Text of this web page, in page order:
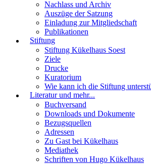
Nachlass und Archiv
Auszüge der Satzung
Einladung zur Mitgliedschaft
Publikationen
Stiftung
Stiftung Kükelhaus Soest
Ziele
Drucke
Kuratorium
Wie kann ich die Stiftung
Literatur und mehr...
Buchversand
Downloads und Dokumente
Bezugsquellen
Adressen
Zu Gast bei Kükelhaus
Mediathek
Schriften von Hugo Kükelhaus